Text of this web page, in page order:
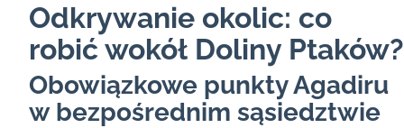
Odkrywanie okolic: co
robić wokół Doliny Ptaków?
Obowiązkowe punkty Agadiru
w bezpośrednim sąsiedztwie